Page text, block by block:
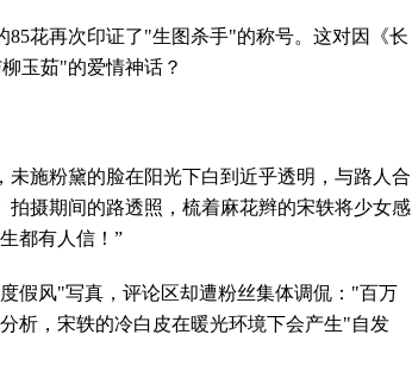
花再次印证了"生图杀手"的称号。​这对因《长
玉茹"的爱情神话？
施粉黛的脸在阳光下白到近乎透明，与路人合
摄期间的路透照，梳着麻花辫的宋轶将少女感
都有人信！”
风"写真，评论区却遭粉丝集体调侃："百万
析，宋轶的冷白皮在暖光环境下会产生"自发